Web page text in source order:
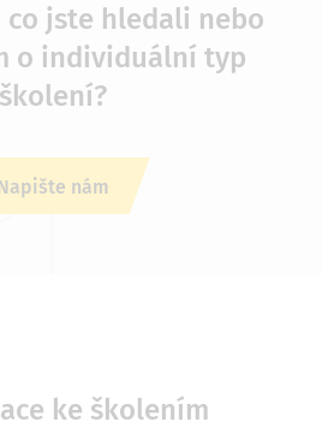
co jste hledali nebo
o individuální typ
školení?
nám
ke školením